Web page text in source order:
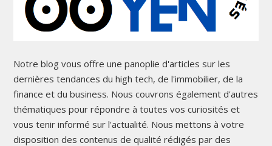
Notre blog vous offre une panoplie d'articles sur les
dernières tendances du high tech, de l'immobilier, de la
finance et du business. Nous couvrons également d'autres
thématiques pour répondre à toutes vos curiosités et
vous tenir informé sur l'actualité. Nous mettons à votre
disposition des contenus de qualité rédigés par des